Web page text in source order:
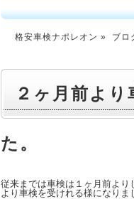
格安車検ナポレオン » ブロ
２ヶ月前よ
た。
従来までは車検は１ヶ月前よ
より車検を受けれる様になりま